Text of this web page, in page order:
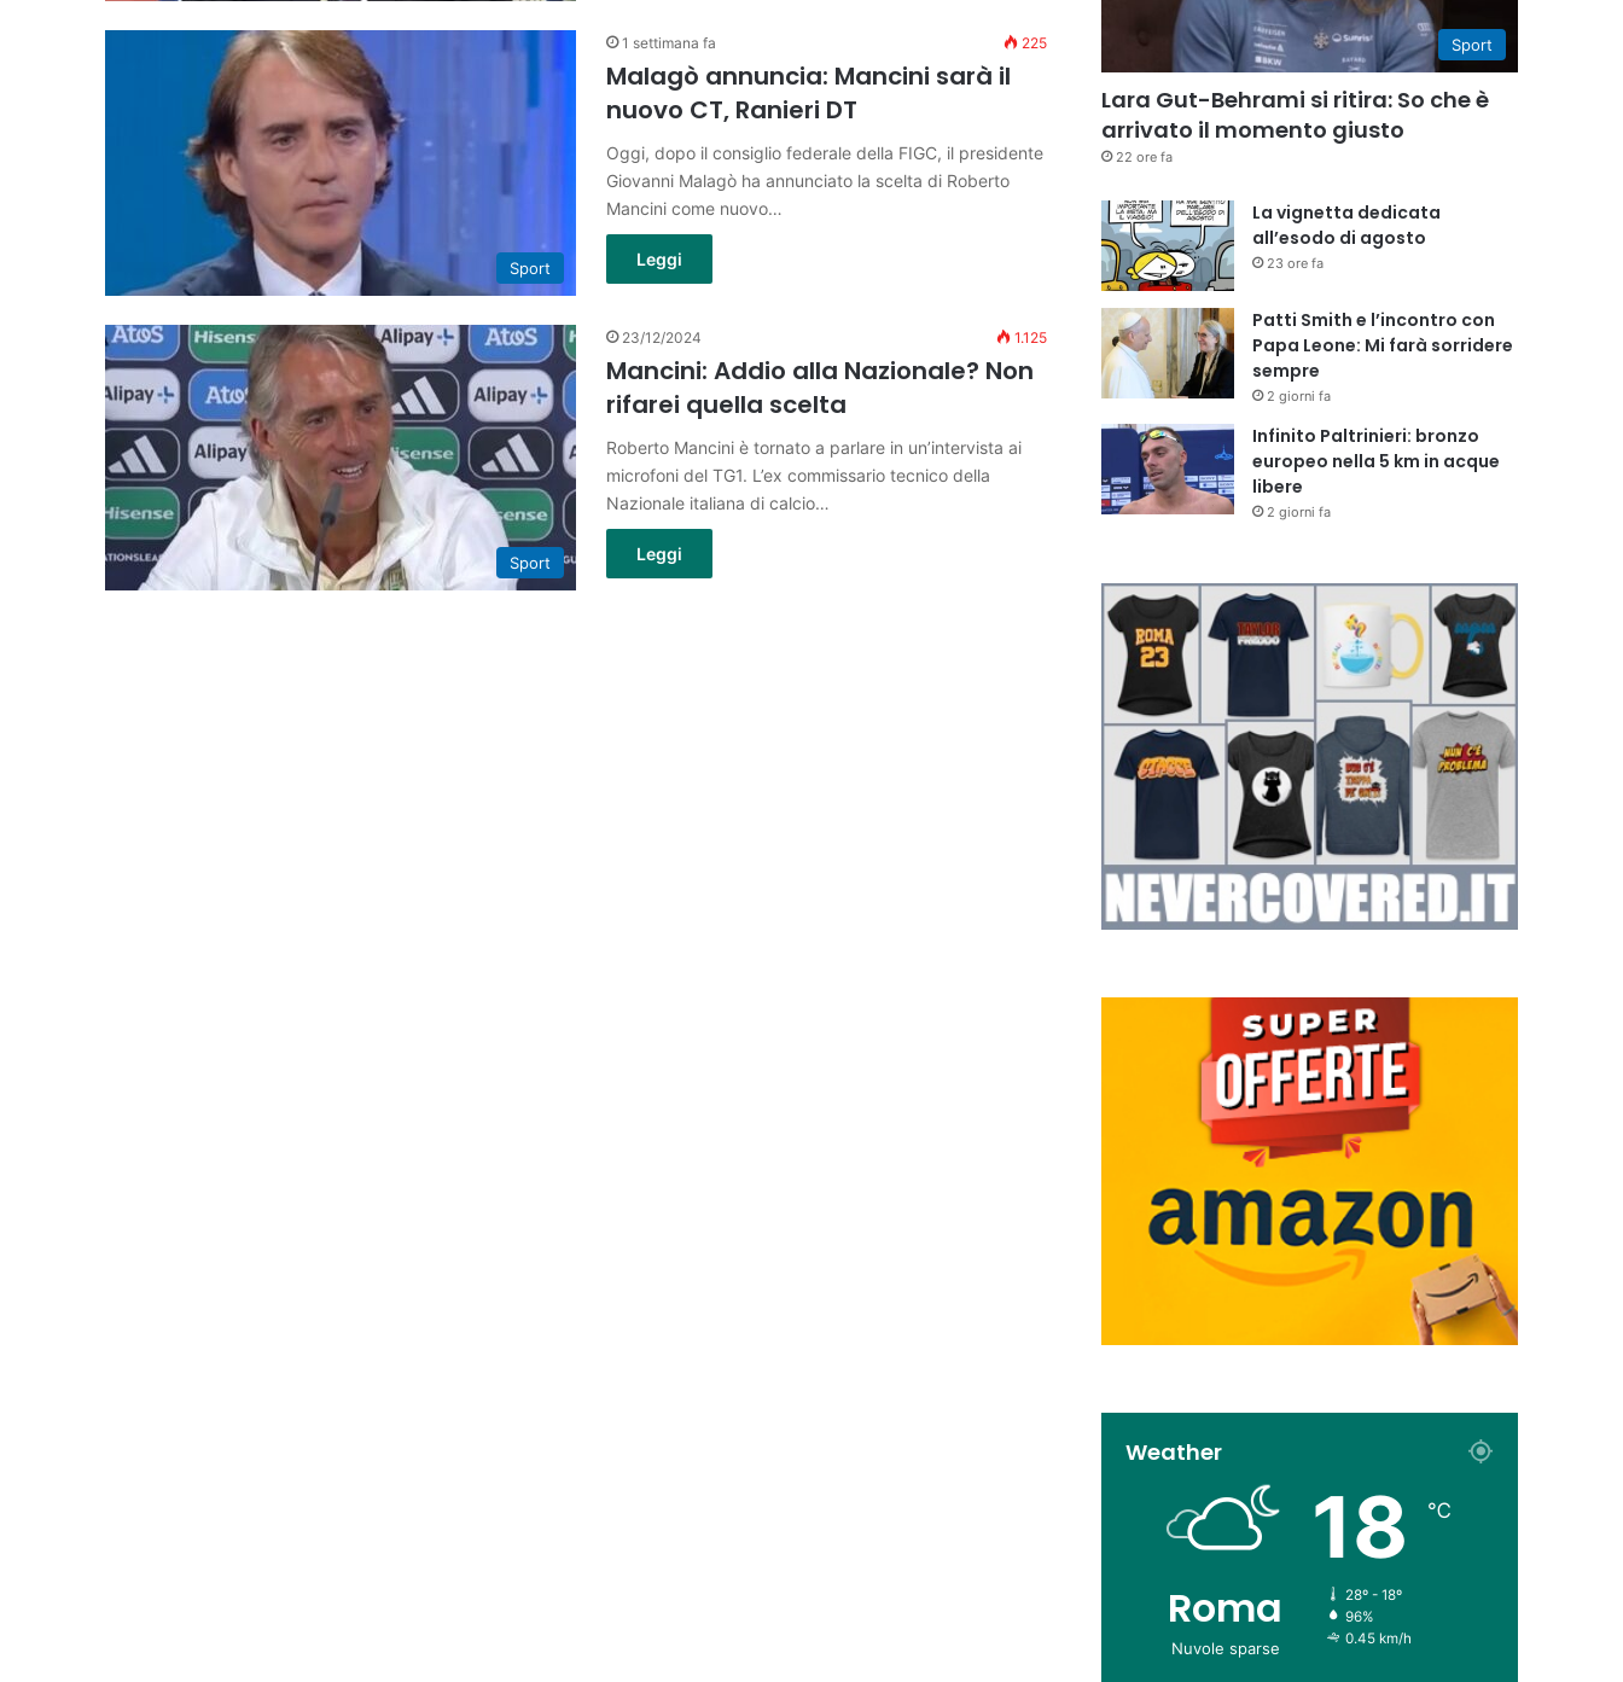
Sport
1 settimana fa 225
Malagò annuncia: Mancini sarà il
nuovo CT, Ranieri DT
Oggi, dopo il consiglio federale della FIGC, il presidente
Giovanni Malagò ha annunciato la scelta di Roberto
Mancini come nuovo…
Leggi
Sport
23/12/2024 1.125
Mancini: Addio alla Nazionale? Non
rifarei quella scelta
Roberto Mancini è tornato a parlare in un’intervista ai
microfoni del TG1. L’ex commissario tecnico della
Nazionale italiana di calcio…
Leggi
Sport
Lara Gut-Behrami si ritira: So che è
arrivato il momento giusto
22 ore fa
La vignetta dedicata
all’esodo di agosto
23 ore fa
Patti Smith e l’incontro con
Papa Leone: Mi farà sorridere
sempre
2 giorni fa
Infinito Paltrinieri: bronzo
europeo nella 5 km in acque
libere
2 giorni fa
Weather
Roma
Nuvole sparse
18 ℃
28º - 18º
96%
0.45 km/h